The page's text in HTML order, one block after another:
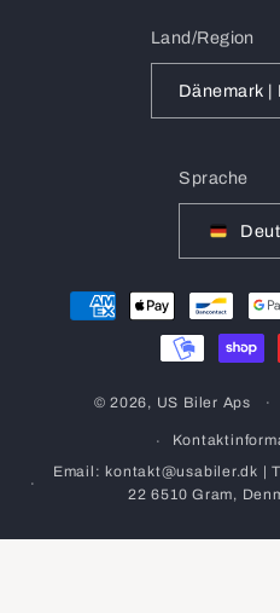
Land/Region
Sprache
Zahlungsmethoden
© 2026, US Biler Aps
Email: kontakt@usabiler.dk |
22 6510 Gram,